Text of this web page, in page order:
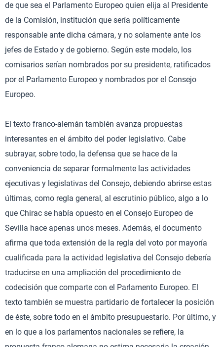
de que sea el Parlamento Europeo quien elija al Presidente
de la Comisión, institución que sería políticamente
responsable ante dicha cámara, y no solamente ante los
jefes de Estado y de gobierno. Según este modelo, los
comisarios serían nombrados por su presidente, ratificados
por el Parlamento Europeo y nombrados por el Consejo
Europeo.
El texto franco-alemán también avanza propuestas
interesantes en el ámbito del poder legislativo. Cabe
subrayar, sobre todo, la defensa que se hace de la
conveniencia de separar formalmente las actividades
ejecutivas y legislativas del Consejo, debiendo abrirse estas
últimas, como regla general, al escrutinio público, algo a lo
que Chirac se había opuesto en el Consejo Europeo de
Sevilla hace apenas unos meses. Además, el documento
afirma que toda extensión de la regla del voto por mayoría
cualificada para la actividad legislativa del Consejo debería
traducirse en una ampliación del procedimiento de
codecisión que comparte con el Parlamento Europeo. El
texto también se muestra partidario de fortalecer la posición
de éste, sobre todo en el ámbito presupuestario. Por último, y
en lo que a los parlamentos nacionales se refiere, la